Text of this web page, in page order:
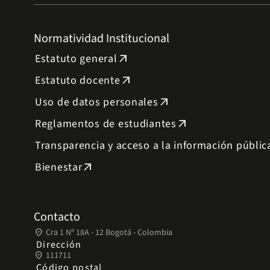
Normatividad Institucional
Estatuto general arrow_outward
Estatuto docentearrow_outward
Uso de datos personales arrow_outward
Reglamentos de estudiantes arrow_outward
Transparencia y acceso a la información
Bienestararrow_outward
Contacto
place Cra 1 Nº 18A - 12 Bogotá - Colombia
Dirección
place 111711